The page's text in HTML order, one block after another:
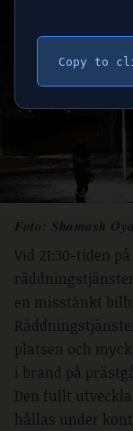
Foto: Shamash
Vid 21:30-tiden
en misstänkt
platsen och
i brand på
Den fullt
hållas under
Copy to